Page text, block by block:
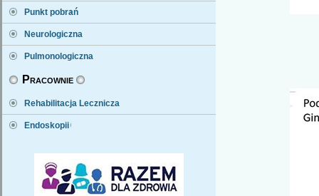
Punkt pobrań
Neurologiczna
Pulmonologiczna
Pracownie
Rehabilitacja Lecznicza
Endoskopii